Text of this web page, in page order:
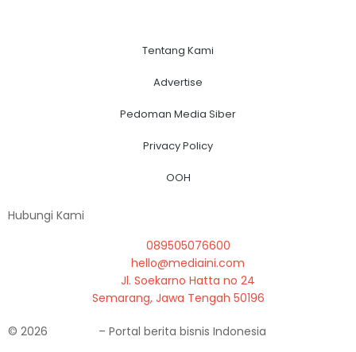
Tentang Kami
Advertise
Pedoman Media Siber
Privacy Policy
OOH
Hubungi Kami
089505076600
hello@mediaini.com
Jl. Soekarno Hatta no 24
Semarang, Jawa Tengah 50196
© 2026 – Portal berita bisnis Indonesia